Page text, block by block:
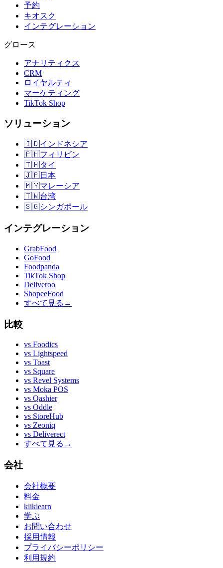
予約
キオスク
インテグレーション
グロース
アナリティクス
CRM
ロイヤルティ
マーケティング
TikTok Shop
ソリューション
🇮🇩インドネシア
🇵🇭フィリピン
🇹🇭タイ
🇯🇵日本
🇲🇾マレーシア
🇹🇼台湾
🇸🇬シンガポール
インテグレーション
GrabFood
GoFood
Foodpanda
TikTok Shop
Deliveroo
ShopeeFood
すべて見る →
比較
vs Foodics
vs Lightspeed
vs Toast
vs Square
vs Revel Systems
vs Moka POS
vs Qashier
vs Oddle
vs StoreHub
vs Zeoniq
vs Deliverect
すべて見る →
会社
会社概要
料金
kliklearn
学ぶ
お問い合わせ
採用情報
プライバシーポリシー
利用規約